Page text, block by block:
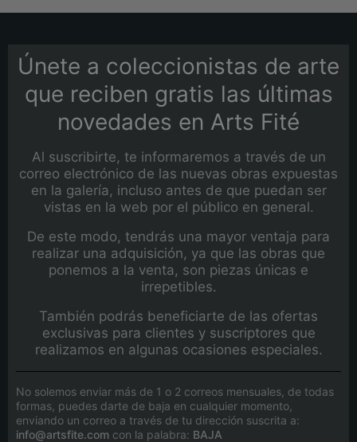
Únete a coleccionistas de arte
que reciben gratis las últimas
novedades en Arts Fité
Al suscribirte, te informaremos a través de un
correo electrónico de las nuevas obras expuestas
en la galería, incluso antes de que puedan ser
vistas en la web por el público en general.
De este modo, tendrás una mayor ventaja para
realizar una adquisición, ya que las obras que
ponemos a la venta, son piezas únicas e
irrepetibles.
También podrás beneficiarte de las ofertas
exclusivas para clientes y suscriptores que
realizamos en algunas ocasiones especiales.
No solemos enviar más de 1 o 2 correos mensuales, de todas
formas, puedes darte de baja en cualquier momento,
enviando un correo a través de tu dirección suscrita a:
info@artsfite.com con la palabra: BAJA